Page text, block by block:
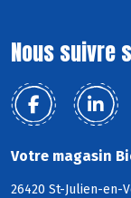
Nous suivre
Votre magasin
26420 St-Julien-en-